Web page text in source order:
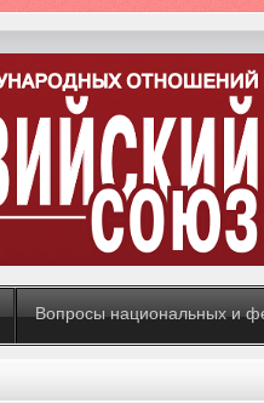
Вопросы национальных и